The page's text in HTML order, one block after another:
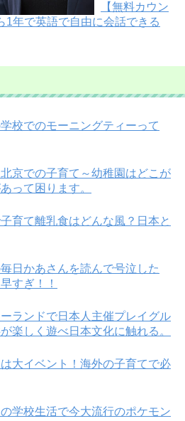
【無料カウン
1年で英語で自由に会話できる
校でのモーニングティーって
北京での子育て～幼稚園はどこが
って困ります。
育て離乳食はどんな風？日本と
日かあさんを読んで号泣した
すぎ！！
ーランドで日本人主催プレイグル
楽しく遊べ日本文化に触れる。
大イベント！海外の子育てで必
学校生活で今大流行のポケモン